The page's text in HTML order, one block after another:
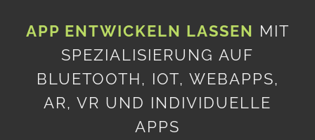
APP ENTWICKELN LASSEN MIT
SPEZIALISIERUNG AUF
BLUETOOTH, IOT, WEBAPPS,
AR, VR UND INDIVIDUELLE
APPS